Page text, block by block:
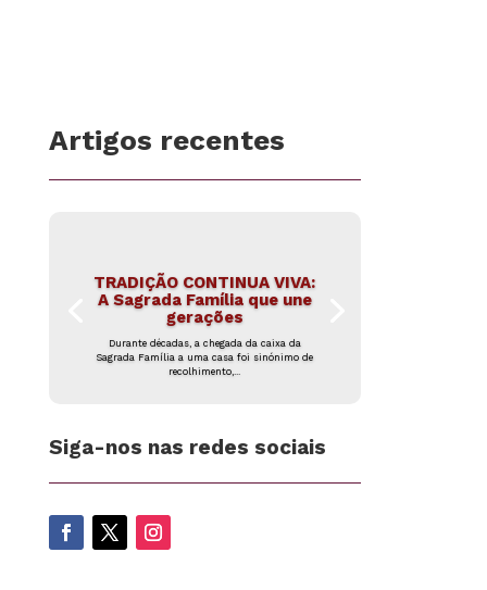
Artigos recentes
TRADIÇÃO CONTINUA VIVA:
A Sagrada Família que une
gerações
Durante décadas, a chegada da caixa da
Sagrada Família a uma casa foi sinónimo de
recolhimento,...
Siga-nos nas redes sociais